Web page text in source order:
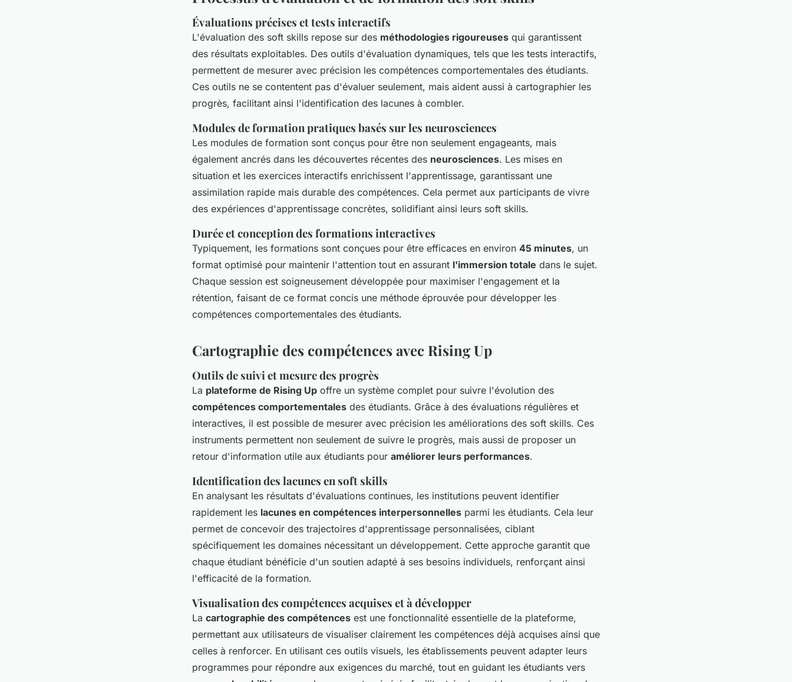
Évaluations précises et tests interactifs
L'évaluation des soft skills repose sur des méthodologies rigoureuses qui garantissent
des résultats exploitables. Des outils d'évaluation dynamiques, tels que les tests interactifs,
permettent de mesurer avec précision les compétences comportementales des étudiants.
Ces outils ne se contentent pas d'évaluer seulement, mais aident aussi à cartographier les
progrès, facilitant ainsi l'identification des lacunes à combler.
Modules de formation pratiques basés sur les neurosciences
Les modules de formation sont conçus pour être non seulement engageants, mais
également ancrés dans les découvertes récentes des neurosciences. Les mises en
situation et les exercices interactifs enrichissent l'apprentissage, garantissant une
assimilation rapide mais durable des compétences. Cela permet aux participants de vivre
des expériences d'apprentissage concrètes, solidifiant ainsi leurs soft skills.
Durée et conception des formations interactives
Typiquement, les formations sont conçues pour être efficaces en environ 45 minutes, un
format optimisé pour maintenir l'attention tout en assurant l'immersion totale dans le sujet.
Chaque session est soigneusement développée pour maximiser l'engagement et la
rétention, faisant de ce format concis une méthode éprouvée pour développer les
compétences comportementales des étudiants.
Cartographie des compétences avec Rising Up
Outils de suivi et mesure des progrès
La plateforme de Rising Up offre un système complet pour suivre l'évolution des
compétences comportementales des étudiants. Grâce à des évaluations régulières et
interactives, il est possible de mesurer avec précision les améliorations des soft skills. Ces
instruments permettent non seulement de suivre le progrès, mais aussi de proposer un
retour d'information utile aux étudiants pour améliorer leurs performances.
Identification des lacunes en soft skills
En analysant les résultats d'évaluations continues, les institutions peuvent identifier
rapidement les lacunes en compétences interpersonnelles parmi les étudiants. Cela leur
permet de concevoir des trajectoires d'apprentissage personnalisées, ciblant
spécifiquement les domaines nécessitant un développement. Cette approche garantit que
chaque étudiant bénéficie d'un soutien adapté à ses besoins individuels, renforçant ainsi
l'efficacité de la formation.
Visualisation des compétences acquises et à développer
La cartographie des compétences est une fonctionnalité essentielle de la plateforme,
permettant aux utilisateurs de visualiser clairement les compétences déjà acquises ainsi que
celles à renforcer. En utilisant ces outils visuels, les établissements peuvent adapter leurs
programmes pour répondre aux exigences du marché, tout en guidant les étudiants vers